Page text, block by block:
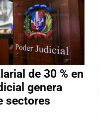
de 30 % en
genera
sectores